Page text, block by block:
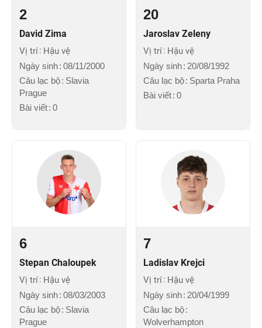
2
David Zima
Vị trí Hậu vệ
Ngày sinh 08/11/2000
Câu lạc bộ Slavia
Prague
Bài viết 0
20
Jaroslav Zeleny
Vị trí Hậu vệ
Ngày sinh 20/08/1992
Câu lạc bộ Sparta Praha
Bài viết 0
6
Stepan Chaloupek
Vị trí Hậu vệ
Ngày sinh 08/03/2003
Câu lạc bộ Slavia
Prague
7
Ladislav Krejci
Vị trí Hậu vệ
Ngày sinh 20/04/1999
Câu lạc bộ
Wolverhampton